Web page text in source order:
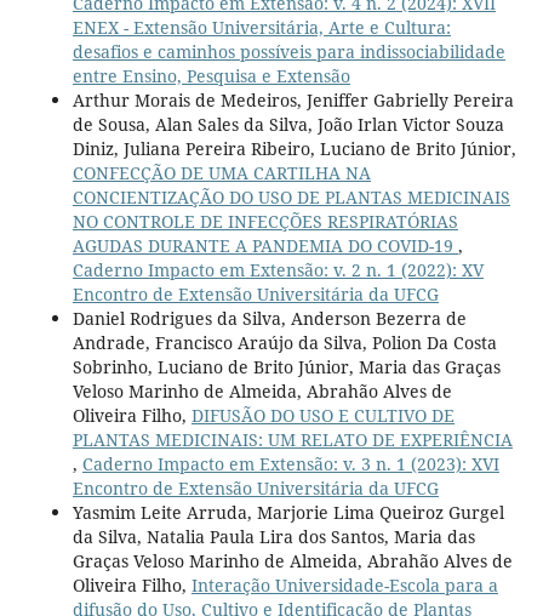
ENEX - Extensão Universitária, Arte e Cultura:
desafios e caminhos possíveis para indissociabilidade
entre Ensino, Pesquisa e Extensão
Arthur Morais de Medeiros, Jeniffer Gabrielly Pereira
de Sousa, Alan Sales da Silva, João Irlan Victor Souza
Diniz, Juliana Pereira Ribeiro, Luciano de Brito Júnior,
CONFECÇÃO DE UMA CARTILHA NA
CONCIENTIZAÇÃO DO USO DE PLANTAS MEDICINAIS
NO CONTROLE DE INFECÇÕES RESPIRATÓRIAS
AGUDAS DURANTE A PANDEMIA DO COVID-19 ,
Caderno Impacto em Extensão: v. 2 n. 1 (2022): XV
Encontro de Extensão Universitária da UFCG
Daniel Rodrigues da Silva, Anderson Bezerra de
Andrade, Francisco Araújo da Silva, Polion Da Costa
Sobrinho, Luciano de Brito Júnior, Maria das Graças
Veloso Marinho de Almeida, Abrahão Alves de
Oliveira Filho, DIFUSÃO DO USO E CULTIVO DE
PLANTAS MEDICINAIS: UM RELATO DE EXPERIÊNCIA
, Caderno Impacto em Extensão: v. 3 n. 1 (2023): XVI
Encontro de Extensão Universitária da UFCG
Yasmim Leite Arruda, Marjorie Lima Queiroz Gurgel
da Silva, Natalia Paula Lira dos Santos, Maria das
Graças Veloso Marinho de Almeida, Abrahão Alves de
Oliveira Filho, Interação Universidade-Escola para a
difusão do Uso, Cultivo e Identificação de Plantas